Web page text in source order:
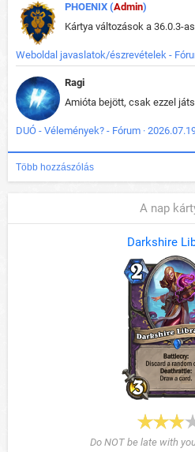
PHOENIX (Admin)
Weboldal javaslatok/észrevételek -
Ragi
DUÓ - Vélemények? - Fórum ·
Több hozzászólás
A nap
Darkshire
Do NOT be late with